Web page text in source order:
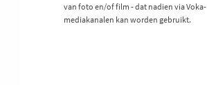
van foto en/of film - dat nadien via Voka-
mediakanalen kan worden gebruikt.